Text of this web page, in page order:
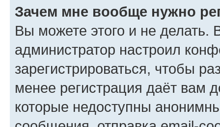
Зачем мне вообще нужно
Вы можете этого и не делать.
администратор настроил
зарегистрироваться, чтобы
менее регистрация даёт вам
которые недоступны